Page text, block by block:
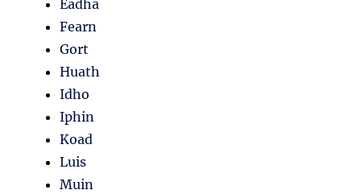
Eadha
Fearn
Gort
Huath
Idho
Iphin
Koad
Luis
Muin